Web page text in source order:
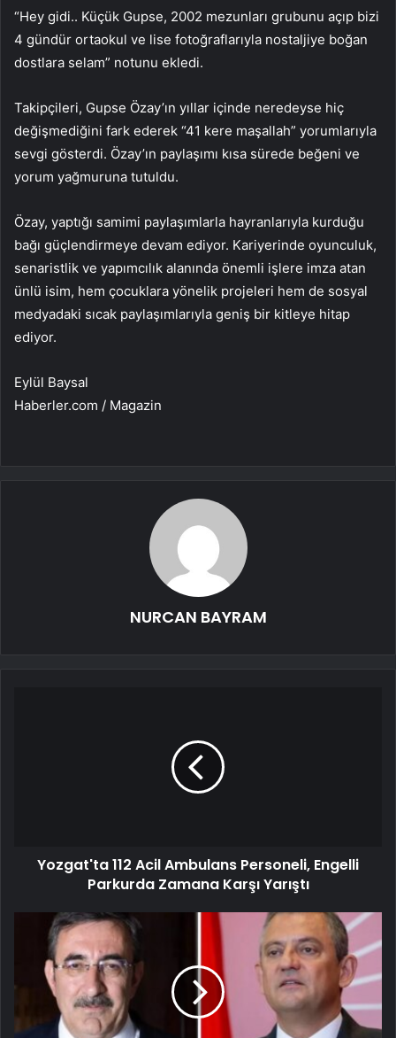
“Hey gidi.. Küçük Gupse, 2002 mezunları grubunu açıp bizi
4 gündür ortaokul ve lise fotoğraflarıyla nostaljiye boğan
dostlara selam” notunu ekledi.
Takipçileri, Gupse Özay’ın yıllar içinde neredeyse hiç
değişmediğini fark ederek “41 kere maşallah” yorumlarıyla
sevgi gösterdi. Özay’ın paylaşımı kısa sürede beğeni ve
yorum yağmuruna tutuldu.
Özay, yaptığı samimi paylaşımlarla hayranlarıyla kurduğu
bağı güçlendirmeye devam ediyor. Kariyerinde oyunculuk,
senaristlik ve yapımcılık alanında önemli işlere imza atan
ünlü isim, hem çocuklara yönelik projeleri hem de sosyal
medyadaki sıcak paylaşımlarıyla geniş bir kitleye hitap
ediyor.
Eylül Baysal
Haberler.com / Magazin
NURCAN BAYRAM
Yozgat'ta 112 Acil Ambulans Personeli, Engelli
Parkurda Zamana Karşı Yarıştı